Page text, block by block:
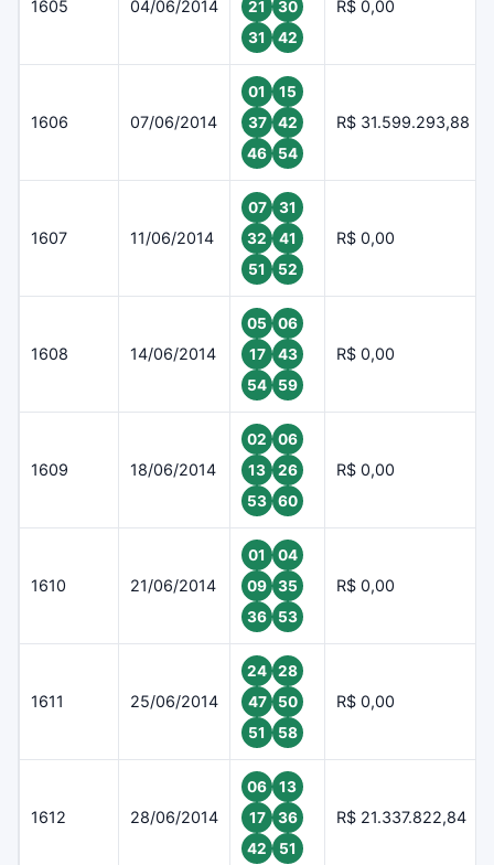
1605 04/06/2014 21
30
31
42
R$ 0,00
1606 07/06/2014
01
15
37
42
46
54
R$ 31.599.293,88
1607 11/06/2014
07
31
32
41
51
52
R$ 0,00
1608 14/06/2014
05
06
17
43
54
59
R$ 0,00
1609 18/06/2014
02
06
13
26
53
60
R$ 0,00
1610 21/06/2014
01
04
09
35
36
53
R$ 0,00
1611 25/06/2014
24
28
47
50
51
58
R$ 0,00
1612 28/06/2014
06
13
17
36
42
51
R$ 21.337.822,84